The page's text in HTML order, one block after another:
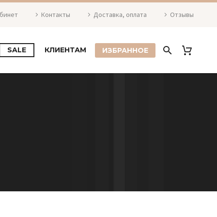
Контакты Доставка, оплата Отзывы
SALE КЛИЕНТАМ ИЗБРАННОЕ